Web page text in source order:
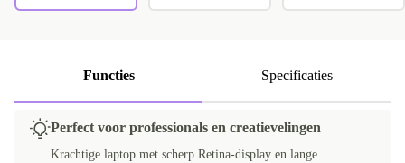
Functies Specificaties
Perfect voor professionals en creatievelingen
Krachtige laptop met scherp Retina-display en lange